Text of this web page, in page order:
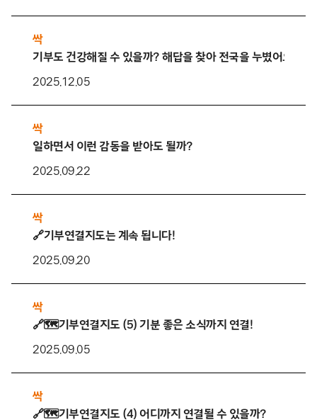
싹
기부도 건강해질 수 있을까? 해답을 찾아 전국을 누볐어요!
2025.12.05
싹
일하면서 이런 감동을 받아도 될까?
2025.09.22
싹
🔗기부연결지도는 계속 됩니다!
2025.09.20
싹
️🔗🗺️기부연결지도 (5) 기분 좋은 소식까지 연결!
2025.09.05
싹
️🔗🗺️기부연결지도 (4) 어디까지 연결될 수 있을까?